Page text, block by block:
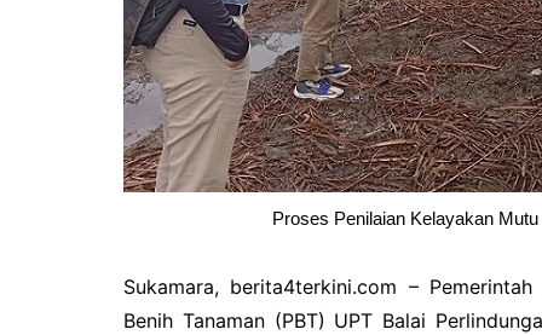
Proses Penilaian Kelayakan
Sukamara, berita4terkini.com –
Benih Tanaman (PBT) UPT Balai